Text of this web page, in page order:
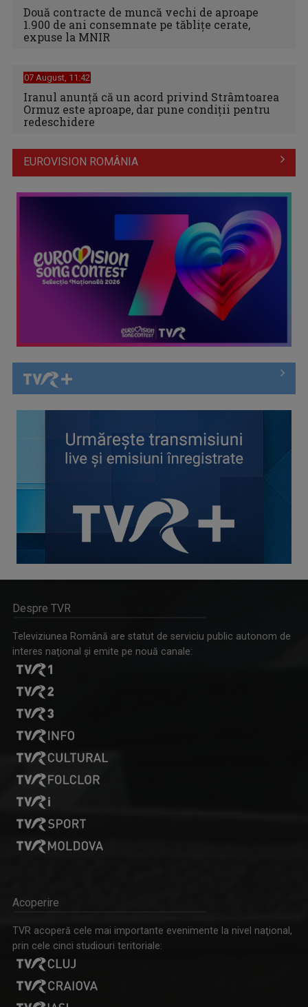
Două contracte de muncă vechi de aproape
1.900 de ani consemnate pe tăblițe cerate,
expuse la MNIR
07 August, 11:42
Iranul anunță că un acord privind Strâmtoarea
Ormuz este aproape, dar pune condiții pentru
redeschidere
EUROVISION ROMÂNIA
Despre TVR
Televiziunea Română are statut de serviciu public autonom de
interes naţional şi emite pe nouă canale:
Acoperire
TVR acoperă cele mai importante evenimente la nivel naţional,
prin cele cinci studiouri teritoriale: